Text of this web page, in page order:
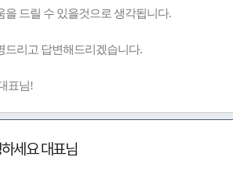
을 드릴 수 있을것으로 생각됩니다.
드리고 답변해드리겠습니다.
표님!
세요 대표님